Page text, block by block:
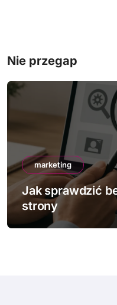
Nie przegap
marketing
Jak sprawdzić
strony